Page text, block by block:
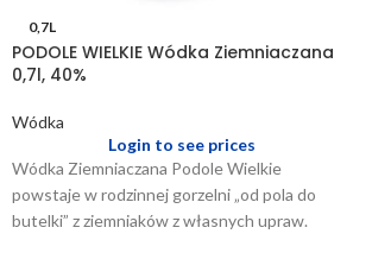
0,7L
PODOLE WIELKIE Wódka Ziemniaczana
0,7l, 40%
Wódka
Login to see prices
Wódka Ziemniaczana Podole Wielkie
powstaje w rodzinnej gorzelni „od pola do
butelki” z ziemniaków z własnych upraw.